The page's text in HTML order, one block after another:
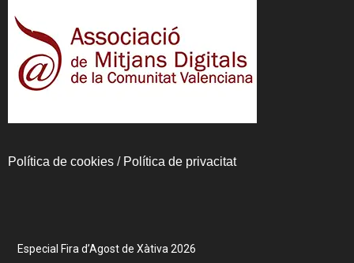
Política de cookies / Política de privacitat
Especial Fira d’Agost de Xàtiva 2026